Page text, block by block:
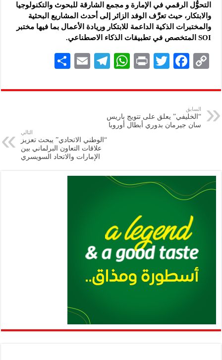
التحوُّل الرقمي في الإمارة و مجمع الشارقة للبحوث والتكنولوجيا
والابتكار، حيث تعرَّف الوفد الزائر إلى أحدث المشاريع البحثية
والمختبرات الذكية الداعمة للابتكار وريادة الأعمال بما فيها مختبر
SOI المتخصص في تطبيقات الذكاء الاصطناعي.
C
p
y
Li
F
eb
k
T
tt
P
nt
W
at
A
p
Te
gr
E
ai
ar
السابق
“الخليفي” يعلق على تتويج باريس
سان جيرمان بدوري أبطال أوروبا
التالي
“الوطني الاتحادي” يبحث تعزيز
علاقات التعاون البرلماني بين
الإمارات والاتحاد السويسري